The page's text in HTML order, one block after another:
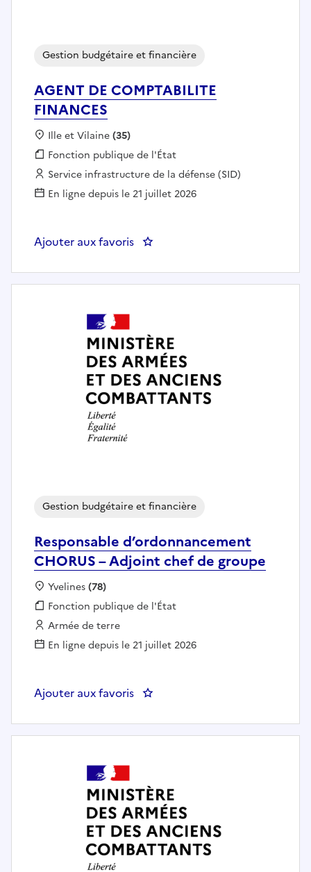
AGENT DE COMPTABILITE
FINANCES
Gestion budgétaire et financière
Localisation :
Ille et Vilaine(35)
Fonction publique :
Fonction publique de l'État
Employeur :
Service infrastructure de la défense (SID)
En ligne depuis le 21 juillet 2026
Ajouter aux favoris : AGENT DE COMPTABILITE
Responsable d’ordonnancement
CHORUS – Adjoint chef de groupe
Gestion budgétaire et financière
Localisation :
Yvelines(78)
Fonction publique :
Fonction publique de l'État
Employeur :
Armée de terre
En ligne depuis le 21 juillet 2026
Ajouter aux favoris : Responsable